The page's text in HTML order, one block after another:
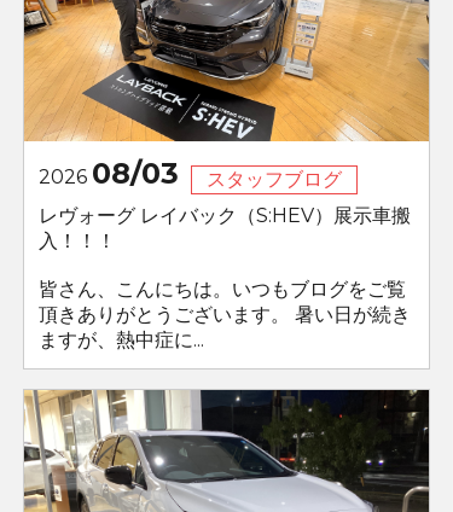
2026 08/03
スタッフブログ
レヴォーグ レイバック（S:HEV）展示車搬
入！！！
皆さん、こんにちは。いつもブログをご覧
頂きありがとうございます。 暑い日が続き
ますが、熱中症に...